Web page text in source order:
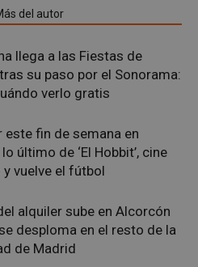
del autor
llega a las Fiestas de
su paso por el Sonorama:
verlo gratis
este fin de semana en
último de ‘El Hobbit’, cine
y vuelve el fútbol
alquiler sube en Alcorcón
desploma en el resto de la
de Madrid
Spotify Inc.
YouTube
.youtube.com